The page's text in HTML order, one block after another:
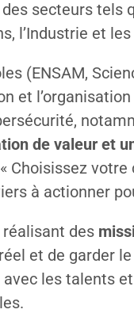
secteurs tels
l’Industrie et
(ENSAM,
et
de valeur et
Choisissez
à actionner
des
et de garder
les talents